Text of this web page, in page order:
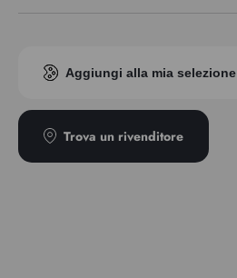
Aggiungi alla mia selezione
Trova un rivenditore